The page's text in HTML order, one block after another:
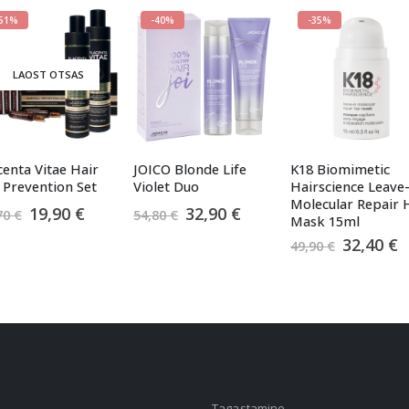
LAOST OTSAS
Vitae Hair
Prevention Set
€ Algne
hind
19,90 €Praegune
-40%
JOICO Blonde Life
Violet Duo
54,80€ Algne
hind
32,90 €Praegune
-35%
K18 Biomimetic
Hairscience
Molecular Repair
Mask 15ml
49,90€ Algne
hind
32,40 €